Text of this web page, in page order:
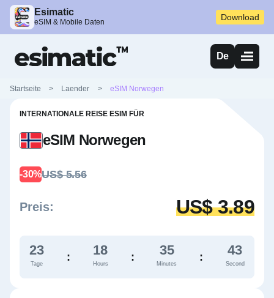
Esimatic
eSIM & Mobile Daten Download
De
Startseite > Laender > eSIM Norwegen
INTERNATIONALE REISE ESIM FÜR
eSIM Norwegen
-30%US$ 5.56
Preis: US$ 3.89
23
Tage
: 18
Hours
: 35
Minutes
: 43
Second